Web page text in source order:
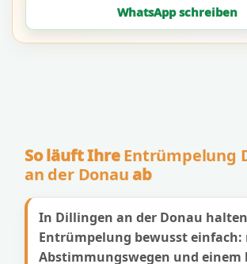
WhatsApp schreiben
So läuft IhreEntrümpelung
an der Donauab
In Dillingen an der Donau
Entrümpelung bewusst
Abstimmungswegen und einem